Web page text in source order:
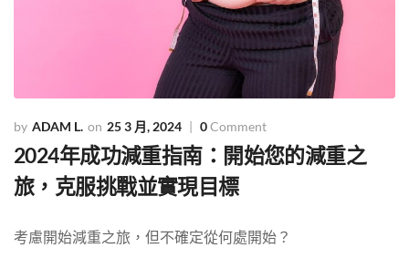
ADAM L. 25 3 月, 2024 0Comment
2024年成功減重指南：開始您的減重之
旅，克服挑戰並實現目標
考慮開始減重之旅，但不確定從何處開始？